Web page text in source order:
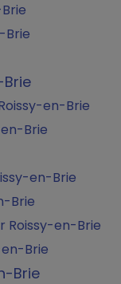
Brie
en-Brie
Brie
en-Brie
Brie
Roissy-en-Brie
Brie
Brie